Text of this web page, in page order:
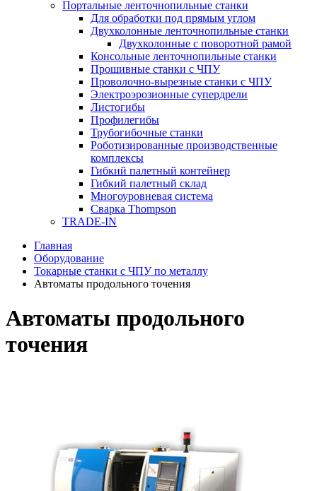
Портальные ленточнопильные станки
Для обработки под прямым углом
Двухколонные ленточнопильные станки
Двухколонные с поворотной рамой
Консольные ленточнопильные станки
Прошивные станки с ЧПУ
Проволочно-вырезные станки с ЧПУ
Электроэрозионные супердрели
Листогибы
Профилегибы
Трубогибочные станки
Роботизированные производственные
комплексы
Гибкий палетный контейнер
Гибкий палетный склад
Многоуровневая система
Сварка Thompson
TRADE-IN
Главная
Оборудование
Токарные станки с ЧПУ по металлу
Автоматы продольного точения
Автоматы продольного
точения